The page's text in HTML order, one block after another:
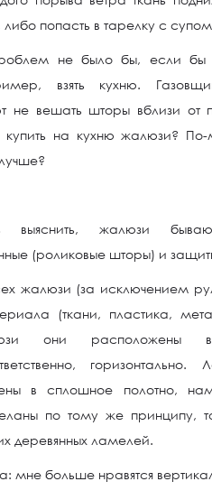
либо попасть в тарелку с
не было бы, если бы
взять кухню.
не вешать шторы вблизи от
купить на кухню жалюзи?
жалюзи бывают
(роликовые шторы) и
жалюзи (за исключением
(ткани, пластика,
они расположены
в сплошное полотно,
по тому же принципу,
деревянных ламелей.
мне больше нравятся